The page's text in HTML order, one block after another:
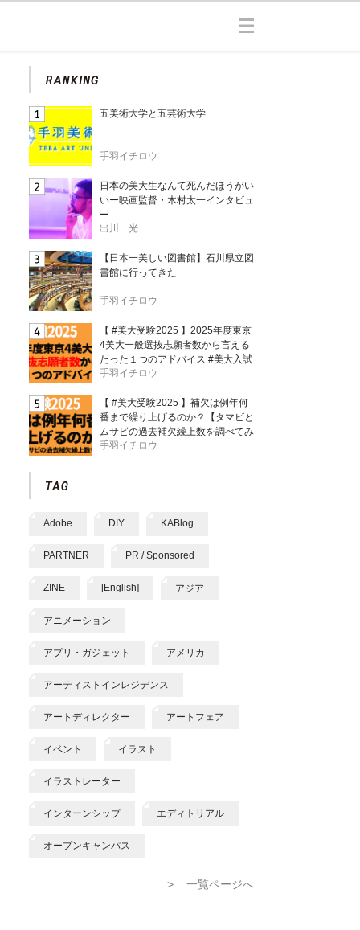
五美術大学と五芸術大学
手羽イチロウ
日本の美大生なんて死んだほうがい
いー映画監督・木村太一インタビュ
ー
出川 光
【日本一美しい図書館】石川県立図
書館に行ってきた
手羽イチロウ
【 #美大受験2025 】2025年度東京
4美大一般選抜志願者数から言える
たった１つのアドバイス #美大入試
手羽イチロウ
【 #美大受験2025 】補欠は例年何
番まで繰り上げるのか？【タマビと
ムサビの過去補欠繰上数を調べてみ
た】
手羽イチロウ
Adobe DIY KABlog
PARTNER PR / Sponsored
ZINE [English] アジア
アニメーション
アプリ・ガジェット アメリカ
アーティストインレジデンス
アートディレクター アートフェア
イベント イラスト
イラストレーター
インターンシップ エディトリアル
オープンキャンパス
> 一覧ページへ